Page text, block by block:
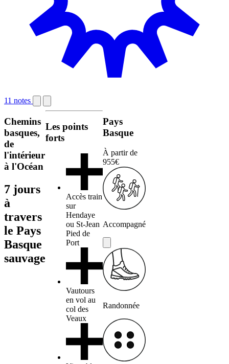
11 notes
Chemins
basques,
de
l'intérieur
à l'Océan
7 jours
à
travers
le Pays
Basque
sauvage
Les points
forts
Accès train
sur
Hendaye
ou St-Jean
Pied de
Port
Vautours
en vol au
col des
Veaux
Pays
Basque
À partir de
955€
Accompagné
Randonnée